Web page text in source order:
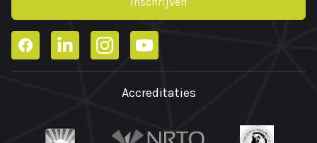
FacebookLinkedInInstagramYouTube
Accreditaties